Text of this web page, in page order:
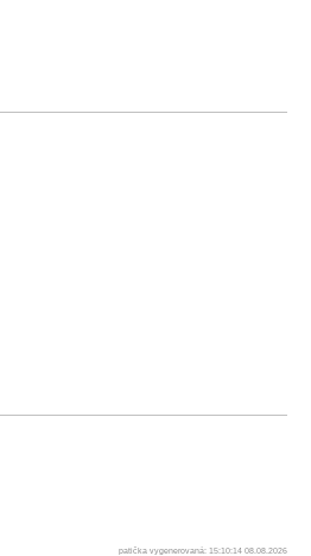
patička vygenerovaná: 15:10:14 08.08.2026